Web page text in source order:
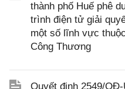
thành phố Huế phê
trình điện tử giải
một số lĩnh vực
Công Thương
Quyết định 2549/